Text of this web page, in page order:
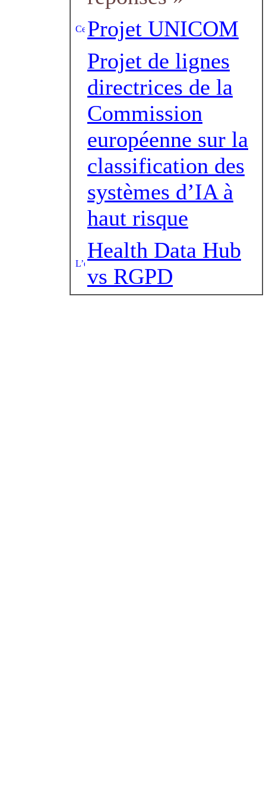
Projet UNICOM
Projet de lignes
directrices de la
Commission
européenne sur la
classification des
systèmes d’IA à
haut risque
Health Data Hub
vs RGPD